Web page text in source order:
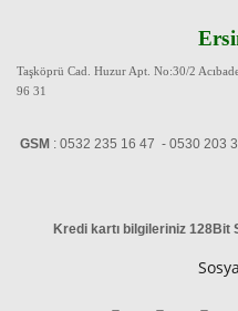
Taşköprü Cad. Huzur Apt. No:30/2
96 31
GSM : 0532 235 16 47 - 0530
Kredi kartı bilgileriniz 128Bit